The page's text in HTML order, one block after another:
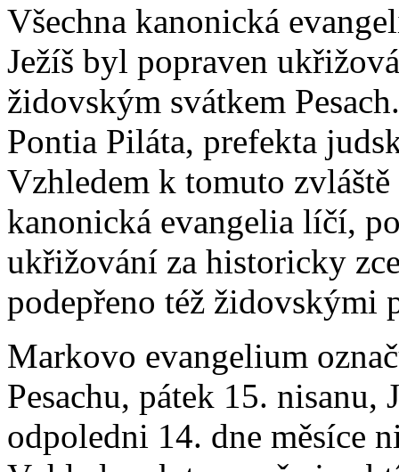
Všechna kanonická
Ježíš byl popraven
židovským svátkem
Pontia Piláta, prefekta
Vzhledem k tomuto
kanonická evangelia líčí,
ukřižování za historicky
podepřeno též židovskými
Markovo evangelium
Pesachu, pátek 15.
odpoledni 14. dne měsíce